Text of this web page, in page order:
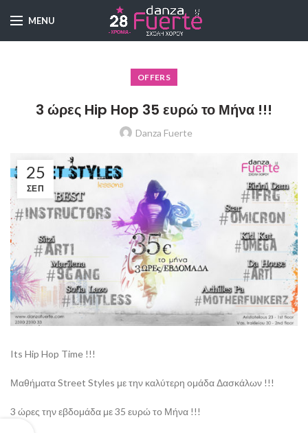
MENU
OFFERS
3 ώρες Hip Hop 35 ευρώ το Μήνα !!!
Danza Fuerte
25
ΣΕΠ
Its Hip Hop Time !!!
Μαθήματα Street Styles με την καλύτερη ομάδα Δασκάλων !!!
3 ώρες την εβδομάδα με 35 ευρώ το Μήνα !!!